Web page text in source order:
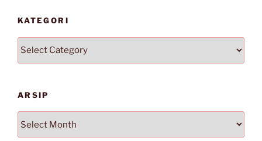
KATEGORI
ARSIP